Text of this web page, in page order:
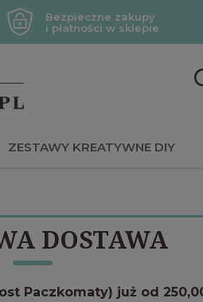
Bezpieczne zakupy
i płatności w sklepie
ZESTAWY KREATYWNE DIY
DOSTAWA
Paczkomaty) już od